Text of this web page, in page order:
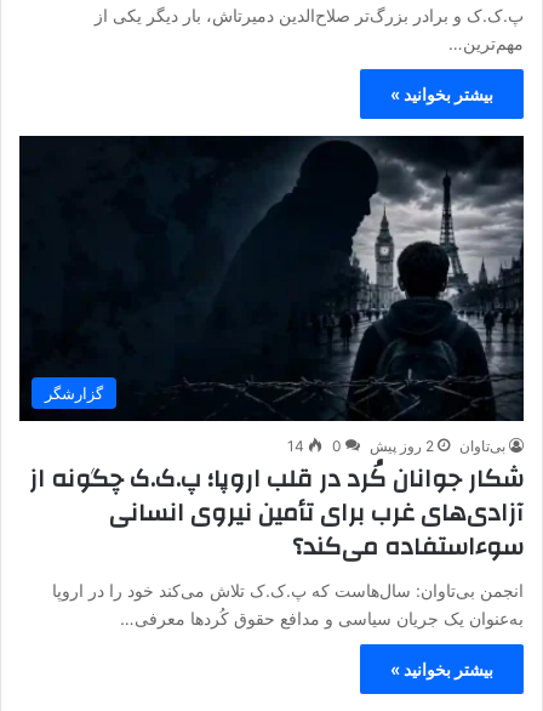
پ.ک.ک و برادر بزرگ‌تر صلاح‌الدین دمیرتاش، بار دیگر یکی از
مهم‌ترین…
بیشتر بخوانید »
گزارشگر
بی‌تاوان 2 روز پیش 0
14
شکار جوانان کُرد در قلب اروپا؛ پ.ک.ک چگونه از
آزادی‌های غرب برای تأمین نیروی انسانی
سوءاستفاده می‌کند؟
انجمن بی‌تاوان: سال‌هاست که پ.ک.ک تلاش می‌کند خود را در اروپا
به‌عنوان یک جریان سیاسی و مدافع حقوق کُردها معرفی…
بیشتر بخوانید »